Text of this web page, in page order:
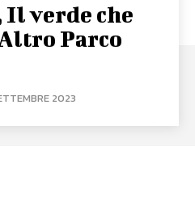
Il verde che
Parco
2023